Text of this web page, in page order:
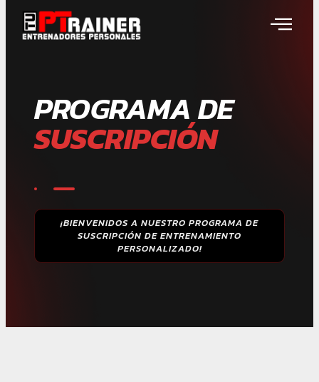
PROGRAMA DE
SUSCRIPCIÓN
¡BIENVENIDOS A NUESTRO PROGRAMA DE
SUSCRIPCIÓN DE ENTRENAMIENTO
PERSONALIZADO!